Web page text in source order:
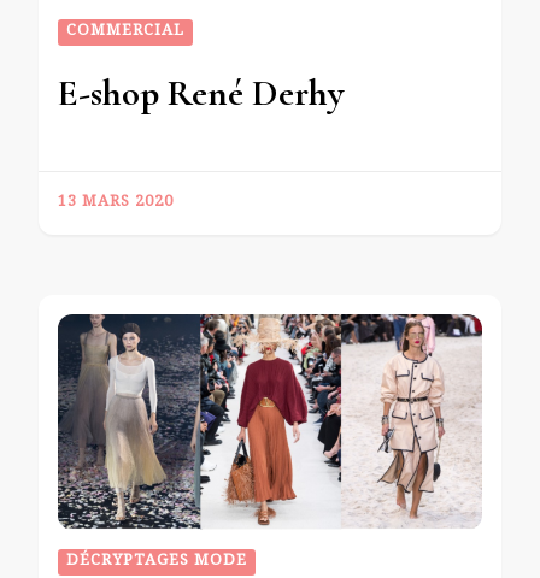
COMMERCIAL
E-shop René Derhy
13 MARS 2020
DÉCRYPTAGES MODE